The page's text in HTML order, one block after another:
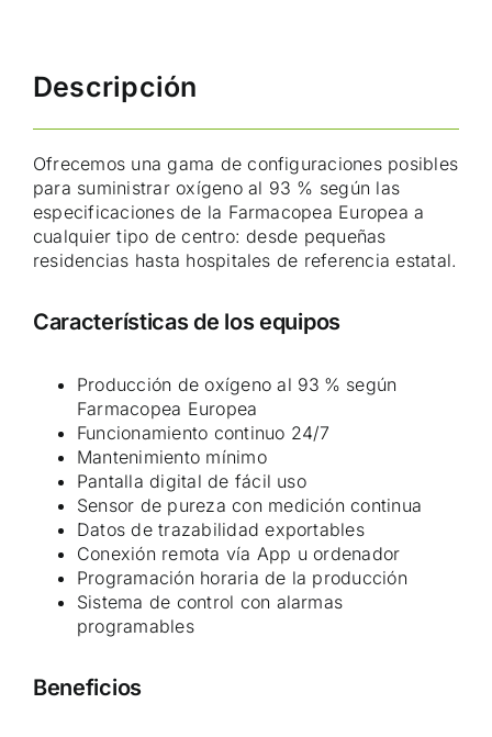
Descripción
Ofrecemos una gama de configuraciones posibles
para suministrar oxígeno al 93 % según las
especificaciones de la Farmacopea Europea a
cualquier tipo de centro: desde pequeñas
residencias hasta hospitales de referencia estatal.
Características de los equipos
Producción de oxígeno al 93 % según
Farmacopea Europea
Funcionamiento continuo 24/7
Mantenimiento mínimo
Pantalla digital de fácil uso
Sensor de pureza con medición continua
Datos de trazabilidad exportables
Conexión remota vía App u ordenador
Programación horaria de la producción
Sistema de control con alarmas
programables
Beneficios